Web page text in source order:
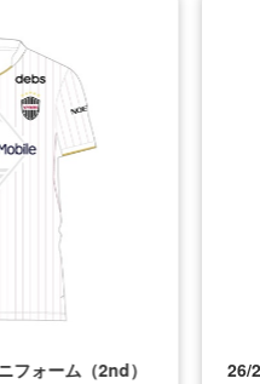
フォーム（2nd）
26/